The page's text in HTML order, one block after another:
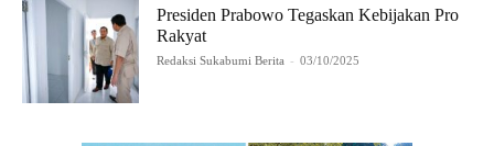
Presiden Prabowo Tegaskan Kebijakan Pro
Rakyat
Redaksi Sukabumi Berita - 03/10/2025